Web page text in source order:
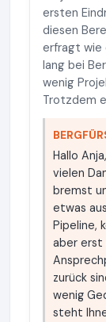
ersten
diesen
erfragt wie
lang bei
wenig
Trotzdem
Hallo Anja,
vielen
bremst
etwas
Pipeline,
aber erst
zurück
wenig
steht